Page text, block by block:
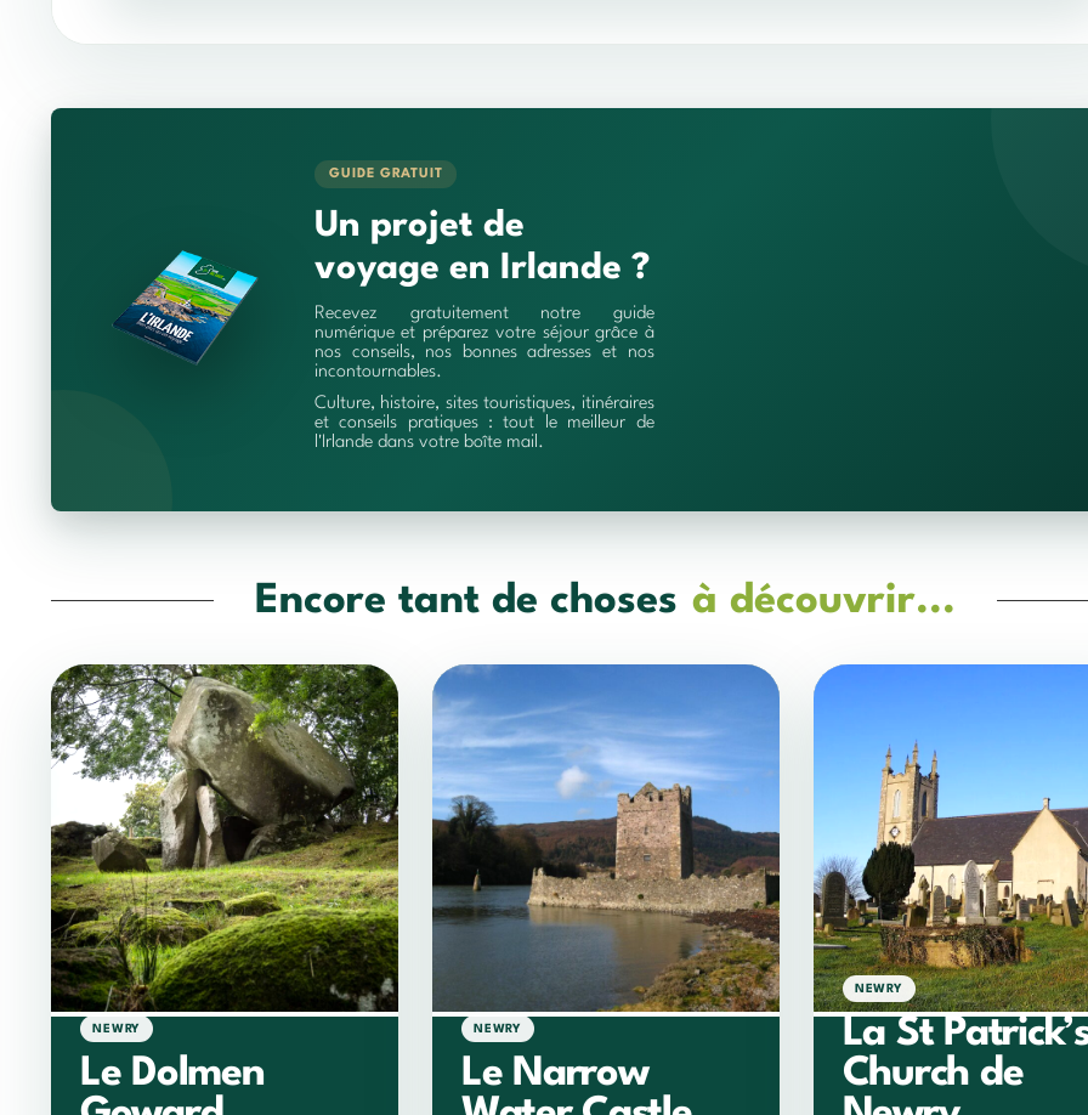
GUIDE GRATUIT
Un projet de
voyage en Irlande ?
Recevez gratuitement notre guide
numérique et préparez votre séjour grâce à
nos conseils, nos bonnes adresses et nos
incontournables.
Culture, histoire, sites touristiques, itinéraires
et conseils pratiques : tout le meilleur de
l'Irlande dans votre boîte mail.
Encore tant de choses à découvrir...
NEWRY
Le Dolmen
NEWRY
Le Narrow
NEWRY
La St
Church de